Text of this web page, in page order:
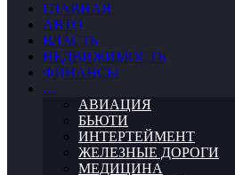
ГЛАВНАЯ
АВТО
ВЛАСТЬ
НЕДВИЖИМОСТЬ
ФИНАНСЫ
…
АВИАЦИЯ
БЬЮТИ
ИНТЕРТЕЙМЕНТ
ЖЕЛЕЗНЫЕ ДОРОГИ
МЕДИЦИНА